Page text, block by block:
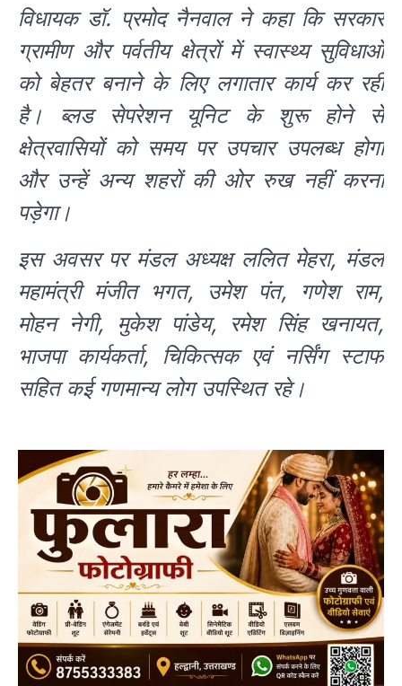
विधायक डॉ. प्रमोद नैनवाल ने कहा कि सरकार
ग्रामीण और पर्वतीय क्षेत्रों में स्वास्थ्य सुविधाओं
को बेहतर बनाने के लिए लगातार कार्य कर रही
है। ब्लड सेपरेशन यूनिट के शुरू होने से
क्षेत्रवासियों को समय पर उपचार उपलब्ध होगा
और उन्हें अन्य शहरों की ओर रुख नहीं करना
पड़ेगा।
इस अवसर पर मंडल अध्यक्ष ललित मेहरा, मंडल
महामंत्री मंजीत भगत, उमेश पंत, गणेश राम,
मोहन नेगी, मुकेश पांडेय, रमेश सिंह खनायत,
भाजपा कार्यकर्ता, चिकित्सक एवं नर्सिंग स्टाफ
सहित कई गणमान्य लोग उपस्थित रहे।